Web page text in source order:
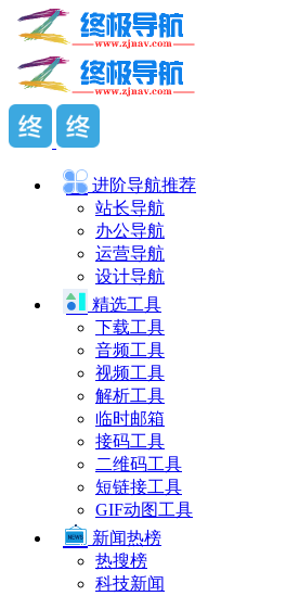
进阶导航推荐
站长导航
办公导航
运营导航
设计导航
精选工具
下载工具
音频工具
视频工具
解析工具
临时邮箱
接码工具
二维码工具
短链接工具
GIF动图工具
新闻热榜
热搜榜
科技新闻